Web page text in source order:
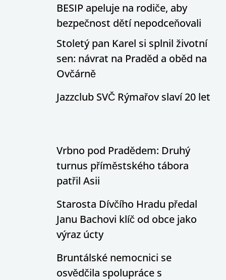
BESIP apeluje na rodiče, aby
bezpečnost dětí nepodceňovali
Stoletý pan Karel si splnil životní
sen: návrat na Praděd a oběd na
Ovčárně
Jazzclub SVČ Rýmařov slaví 20 let
Vrbno pod Pradědem: Druhý
turnus příměstského tábora
patřil Asii
Starosta Dívčího Hradu předal
Janu Bachovi klíč od obce jako
výraz úcty
Bruntálské nemocnici se
osvědčila spolupráce s